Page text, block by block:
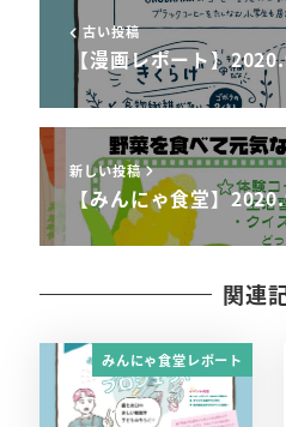
古い投稿
【漫画レポート】
新しい投稿
【みんにゃ食堂】
関連
みんにゃ食堂レポート